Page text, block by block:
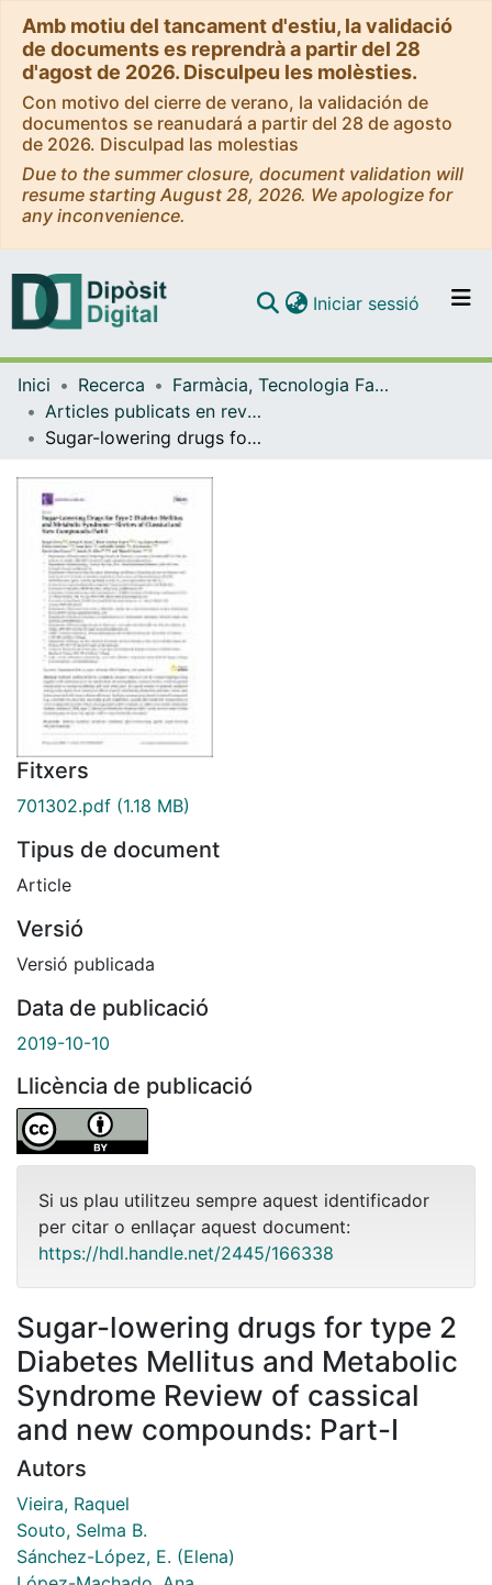
Amb motiu del tancament d'estiu, la validació
de documents es reprendrà a partir del 28
d'agost de 2026. Disculpeu les molèsties.
Con motivo del cierre de verano, la validación de
documentos se reanudará a partir del 28 de agosto
de 2026. Disculpad las molestias
Due to the summer closure, document validation will
resume starting August 28, 2026. We apologize for
any inconvenience.
Navega per tot el DD
Com publicar
Iniciar sessió (current)
Inici Recerca
Farmàcia, Tecnologia Farmacèutica i Fisicoquímica
Articles publicats en revistes (Farmàcia, Tecnologia Farmacèutica i Fisicoquímica)
Sugar-lowering drugs for type 2 Diabetes Mellitus and Metabolic Syndrome Review of cassical and new compounds: Part-I
Fitxers
701302.pdf (1.18 MB)
Tipus de document
Article
Versió
Versió publicada
Data de publicació
2019-10-10
Llicència de publicació
Si us plau utilitzeu sempre aquest identificador
per citar o enllaçar aquest document:
https://hdl.handle.net/2445/166338
Sugar-lowering drugs for type 2
Diabetes Mellitus and Metabolic
Syndrome Review of cassical
and new compounds: Part-I
Autors
Vieira, Raquel
Souto, Selma B.
Sánchez-López, E. (Elena)